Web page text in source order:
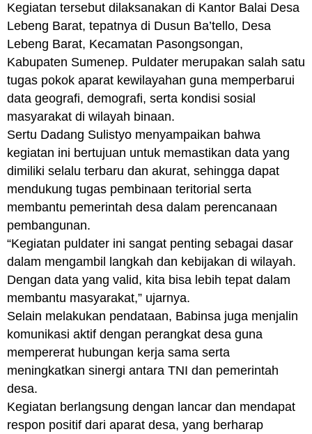
Kegiatan tersebut dilaksanakan di Kantor Balai Desa
Lebeng Barat, tepatnya di Dusun Ba’tello, Desa
Lebeng Barat, Kecamatan Pasongsongan,
Kabupaten Sumenep. Puldater merupakan salah satu
tugas pokok aparat kewilayahan guna memperbarui
data geografi, demografi, serta kondisi sosial
masyarakat di wilayah binaan.
Sertu Dadang Sulistyo menyampaikan bahwa
kegiatan ini bertujuan untuk memastikan data yang
dimiliki selalu terbaru dan akurat, sehingga dapat
mendukung tugas pembinaan teritorial serta
membantu pemerintah desa dalam perencanaan
pembangunan.
“Kegiatan puldater ini sangat penting sebagai dasar
dalam mengambil langkah dan kebijakan di wilayah.
Dengan data yang valid, kita bisa lebih tepat dalam
membantu masyarakat,” ujarnya.
Selain melakukan pendataan, Babinsa juga menjalin
komunikasi aktif dengan perangkat desa guna
mempererat hubungan kerja sama serta
meningkatkan sinergi antara TNI dan pemerintah
desa.
Kegiatan berlangsung dengan lancar dan mendapat
respon positif dari aparat desa, yang berharap